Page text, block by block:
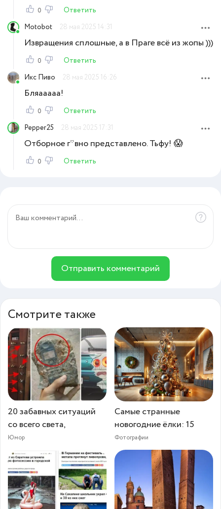
0
Ответить
Motobot
28 мая 2025 14:31
Извращения сплошные, а в Праге всё из жопы )))
0
Ответить
Икс Пиво
28 мая 2025 16:26
Бляааааа!
0
Ответить
Pepper25
28 мая 2025 17:31
Отборное г*вно представлено. Тьфу! 😱
0 Ответить
Отправить комментарий
Смотрите также
20 забавных ситуаций
со всего света,
Юмор
Самые странные
новогодние ёлки: 15
Фотографии